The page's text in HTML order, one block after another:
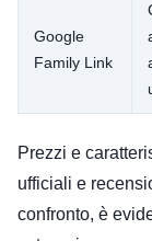
Google
Family Link
Prezzi e
ufficiali e
confronto, è